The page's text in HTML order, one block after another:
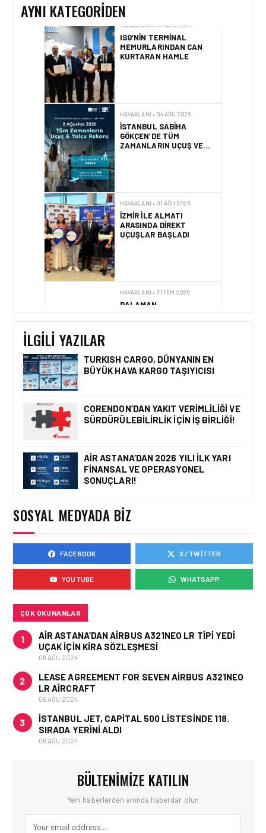
AYNI KATEGORIDEN
HAVAALANI • 05 AĞU 2026
ISG’NIN TERMINAL
MEMURLARINDAN CAN
KURTARAN HAMLE
HAVAALANI • 04 AĞU 2026
İSTANBUL SABIHA
GÖKÇEN’DE TÜM
ZAMANLARIN UÇUŞ VE
HAVAALANI • 01 AĞU 2026
İZMIR ILE ALMATI
ARASINDA DIREKT
UÇUŞLAR BAŞLADI
HAVAALANI • 31 TEM 2026
DALAMAN
DINKIRCI’DEN KONTROL
KULESI’NE ZIYARET
HAVAALANI • 05 AĞU 2026
TASARIMDAN GERÇEĞE:
HAVAALANI • 05 AĞU 2026
ISG’NIN TERMINAL
MEMURLARINDAN CAN
KURTARAN HAMLE
İLGILI YAZILAR
TURKISH CARGO, DÜNYANIN EN
BÜYÜK HAVA KARGO TAŞIYICISI
CORENDON’DAN YAKIT VERIMLILIĞI VE
SÜRDÜRÜLEBILIRLIK IÇIN İŞ BIRLIĞI!
AIR ASTANA’DAN 2026 YILI İLK YARI
FINANSAL VE OPERASYONEL
SONUÇLARI!
SOSYAL MEDYADA BIZ
FACEBOOK X / TWITTER
YOUTUBE WHATSAPP
ÇOK OKUNANLAR
1
AIR ASTANA’DAN AIRBUS A321NEO LR TIPI YEDI
UÇAK IÇIN KIRA SÖZLEŞMESI
06 AĞU 2024
2
LEASE AGREEMENT FOR SEVEN AIRBUS A321NEO
LR AIRCRAFT
06 AĞU 2024
3
İSTANBUL JET, CAPITAL 500 LISTESINDE 118.
SIRADA YERINI ALDI
06 AĞU 2024
BÜLTENIMIZE KATILIN
Yeni haberlerden anında haberdar olun